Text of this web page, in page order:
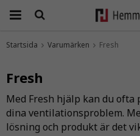
Startsida Varumärken Fresh
Fresh
Med Fresh hjälp kan du ofta
dina ventilationsproblem.
lösning och produkt är det